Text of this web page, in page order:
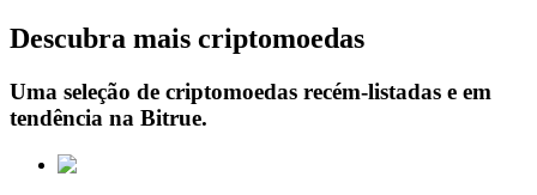
Serviço de empréstimo apoiado por criptografia
Descubra mais criptomoedas
Uma seleção de criptomoedas recém-listadas e em
tendência na Bitrue.